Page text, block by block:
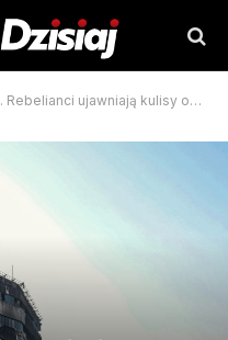
ujawniają kulisy operacji